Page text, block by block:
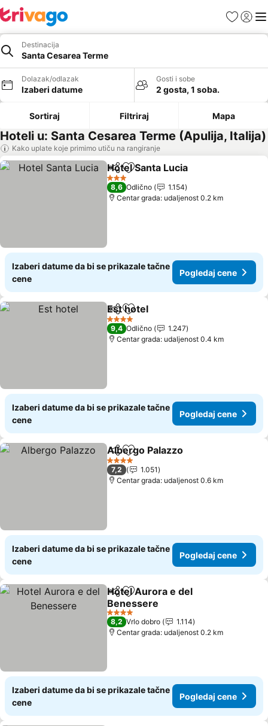
FavoritiPrijavi
Destinacija
Santa Cesarea Terme
Dolazak/odlazak
Izaberi datume
Gosti i sobe
2 gosta, 1 soba.
Sortiraj Filtriraj Mapa
Hoteli u: Santa Cesarea Terme (Apulija, Italija)
Kako uplate koje primimo utiču na rangiranje
Deli Dodati u favorite
Hotel Santa Lucia
3 Zvezdice
8,6 Odlično
1.154
Centar grada: udaljenost 0.2 km
Izaberi datume da bi se prikazale tačne
cene
Pogledaj cene
Deli Dodati u favorite
Est hotel
4 Zvezdice
9,4 Odlično
1.247
Centar grada: udaljenost 0.4 km
Izaberi datume da bi se prikazale tačne
cene
Pogledaj cene
Deli Dodati u favorite
Albergo Palazzo
4 Zvezdice
7,2
1.051
Centar grada: udaljenost 0.6 km
Izaberi datume da bi se prikazale tačne
cene
Pogledaj cene
Deli Dodati u favorite
Hotel Aurora e del
Benessere
Pogledaj cene
4 Zvezdice
8,2 Vrlo dobro
1.114
Centar grada: udaljenost 0.2 km
Izaberi datume da bi se prikazale tačne
cene
Pogledaj cene